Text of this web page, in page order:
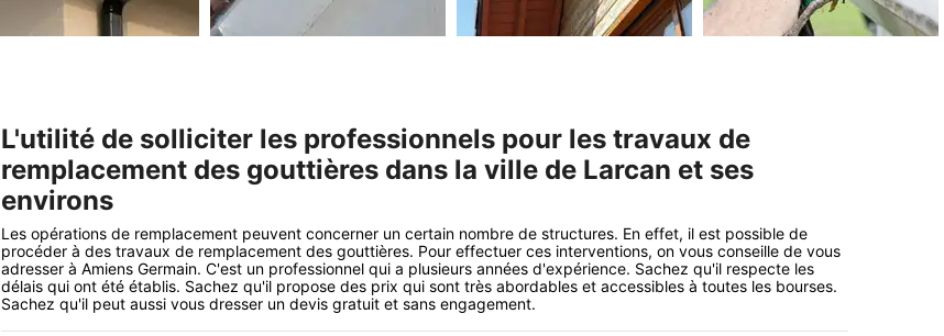
L'utilité de solliciter les professionnels pour les travaux de
remplacement des gouttières dans la ville de Larcan et ses
environs
Les opérations de remplacement peuvent concerner un certain nombre de structures. En effet, il est possible de
procéder à des travaux de remplacement des gouttières. Pour effectuer ces interventions, on vous conseille de vous
adresser à Amiens Germain. C'est un professionnel qui a plusieurs années d'expérience. Sachez qu'il respecte les
délais qui ont été établis. Sachez qu'il propose des prix qui sont très abordables et accessibles à toutes les bourses.
Sachez qu'il peut aussi vous dresser un devis gratuit et sans engagement.